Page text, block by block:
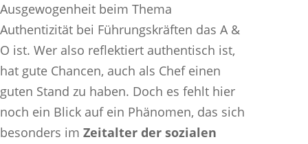
Ausgewogenheit beim Thema
Authentizität bei Führungskräften das A &
O ist. Wer also reflektiert authentisch ist,
hat gute Chancen, auch als Chef einen
guten Stand zu haben. Doch es fehlt hier
noch ein Blick auf ein Phänomen, das sich
besonders im Zeitalter der sozialen